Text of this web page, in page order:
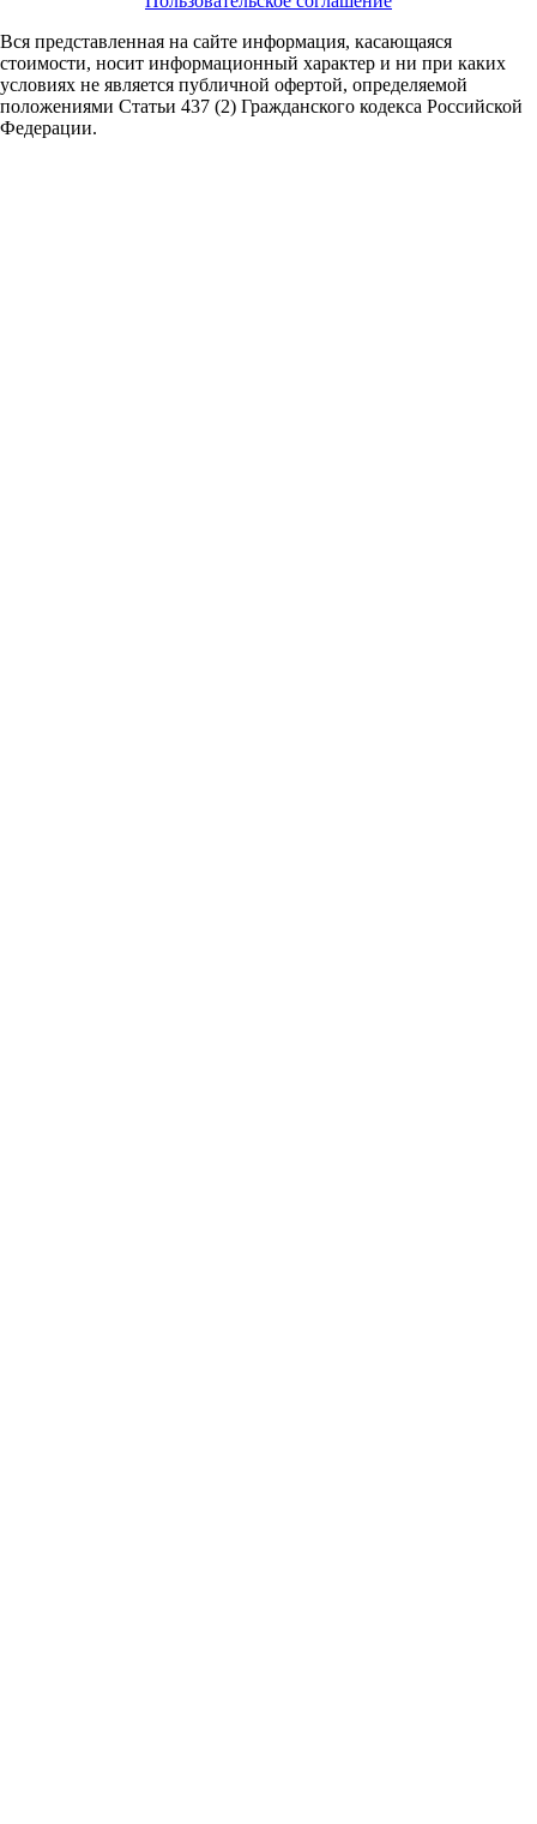
Вся представленная на сайте информация, касающаяся
стоимости, носит информационный характер и ни при каких
условиях не является публичной офертой, определяемой
положениями Статьи 437 (2) Гражданского кодекса Российской
Федерации.